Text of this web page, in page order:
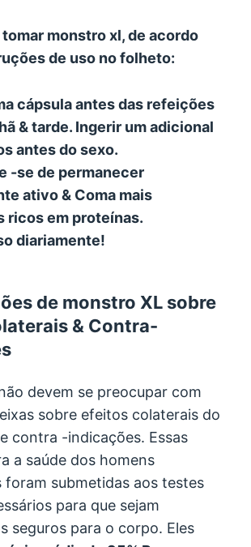
tomar monstro xl, de acordo
de uso no folheto:
cápsula antes das refeições
& tarde. Ingerir um adicional
antes do sexo.
-se de permanecer
ativo & Coma mais
ricos em proteínas.
diariamente!
de monstro XL sobre
& Contra-
devem se preocupar com
sobre efeitos colaterais do
contra -indicações. Essas
a saúde dos homens
foram submetidas aos testes
para que sejam
seguros para o corpo. Eles